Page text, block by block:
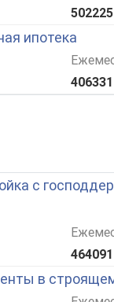
502225
ипотека
406331
с
464091
в